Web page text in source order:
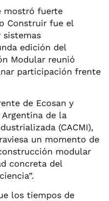
mostró fuerte
Construir fue el
sistemas
edición del
Modular reunió
participación frente
de Ecosan y
de la
(CACMI),
un momento de
modular
concreta del
los tiempos de